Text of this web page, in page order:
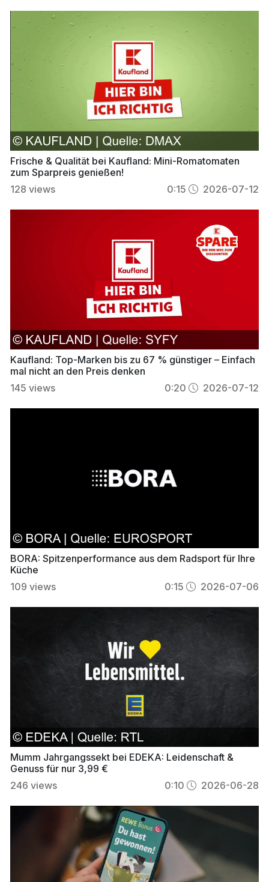
Frische & Qualität bei Kaufland: Mini-Romatomaten
zum Sparpreis genießen!
128 views 0:15 2026-07-12
Kaufland: Top-Marken bis zu 67 % günstiger – Einfach
mal nicht an den Preis denken
145 views 0:20 2026-07-12
BORA: Spitzenperformance aus dem Radsport für Ihre
Küche
109 views 0:15 2026-07-06
Mumm Jahrgangssekt bei EDEKA: Leidenschaft &
Genuss für nur 3,99 €
246 views 0:10 2026-06-28